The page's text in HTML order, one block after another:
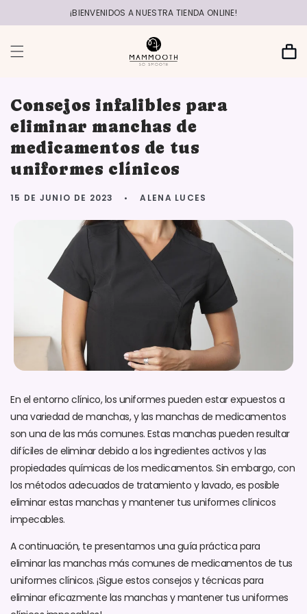
contenido
¡BIENVENIDOS A NUESTRA TIENDA ONLINE!
Carrito
Consejos infalibles para
eliminar manchas de
medicamentos de tus
uniformes clínicos
15 DE JUNIO DE 2023 ALENA LUCES
En el entorno clínico, los uniformes pueden estar expuestos a
una variedad de manchas, y las manchas de medicamentos
son una de las más comunes. Estas manchas pueden resultar
difíciles de eliminar debido a los ingredientes activos y las
propiedades químicas de los medicamentos. Sin embargo, con
los métodos adecuados de tratamiento y lavado, es posible
eliminar estas manchas y mantener tus uniformes clínicos
impecables.
A continuación, te presentamos una guía práctica para
eliminar las manchas más comunes de medicamentos de tus
uniformes clínicos. ¡Sigue estos consejos y técnicas para
eliminar eficazmente las manchas y mantener tus uniformes